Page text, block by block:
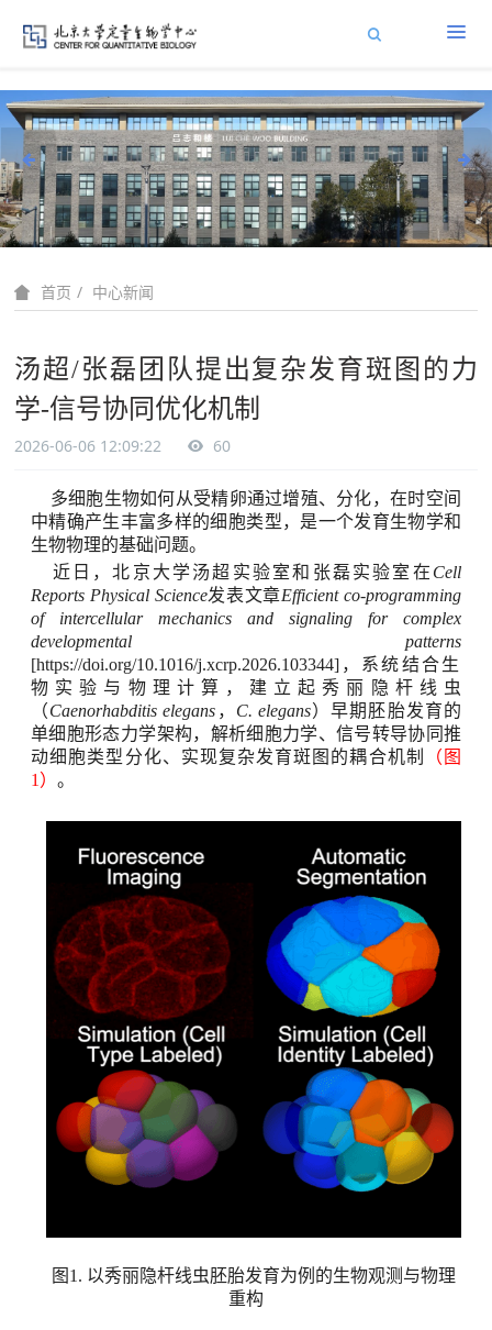
首页 中心新闻
汤超/张磊团队提出复杂发育斑图的力
学-信号协同优化机制
2026-06-06 12:09:22 60
多细胞生物如何从受精卵通过增殖、分化，在时空间
中精确产生丰富多样的细胞类型，是一个发育生物学和
生物物理的基础问题。
近日，北京大学汤超实验室和张磊实验室 在 Cell
Reports Physical Science发表文章Efficient co-programming
of intercellular mechanics and signaling for complex
developmental patterns
[https://doi.org/10.1016/j.xcrp.2026.103344] ， 系统结合生
物实验与物理计算，建立起秀丽隐杆线虫
（Caenorhabditis elegans ， C. elegans）早期 胚胎发育的
单细胞形态力学架构，解析细胞力学、信号转导协同推
动细胞类型分化、实现复杂发育斑图的耦合机制
（图
1 ）。
图 1. 以秀丽隐杆线虫胚胎发育为例的生物观测与物理
重构